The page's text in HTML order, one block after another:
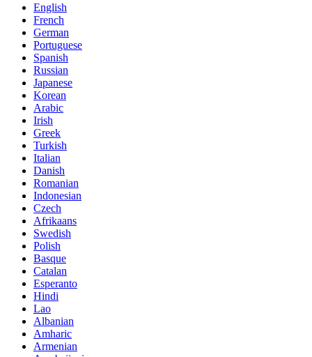
English
French
German
Portuguese
Spanish
Russian
Japanese
Korean
Arabic
Irish
Greek
Turkish
Italian
Danish
Romanian
Indonesian
Czech
Afrikaans
Swedish
Polish
Basque
Catalan
Esperanto
Hindi
Lao
Albanian
Amharic
Armenian